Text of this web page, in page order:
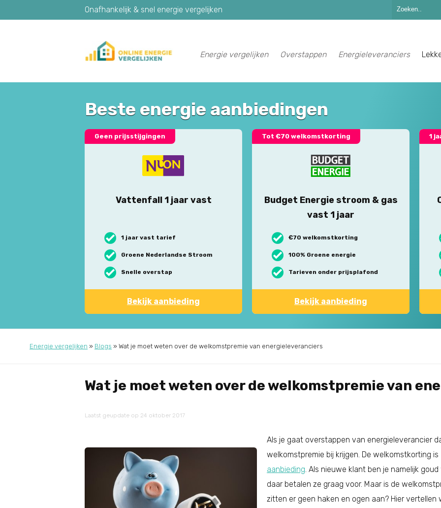
Onafhankelijk & snel energie vergelijken
Energie vergelijken Overstappen Energieleveranciers
Beste energie aanbiedingen
Geen prijsstijgingen
Vattenfall 1 jaar vast
1 jaar vast tarief
Groene Nederlandse Stroom
Snelle overstap
Bekijk aanbieding
Tot €70 welkomstkorting
Budget Energie stroom & gas
vast 1 jaar
€70 welkomstkorting
100% Groene energie
Tarieven onder prijsplafond
Bekijk aanbieding
1
Energie vergelijken » Blogs » Wat je moet weten over de welkomstpremie van energieleveranciers
Wat je moet weten over de welkomstpremie van
Laatst geupdate op 24 oktober 2017
Als je gaat overstappen van energieleverancier
welkomstpremie bij krijgen. De welkomstkorting
aanbieding . Als nieuwe klant ben je namelijk
daar betalen ze graag voor. Maar is de
zitten er geen haken en ogen aan? Hier